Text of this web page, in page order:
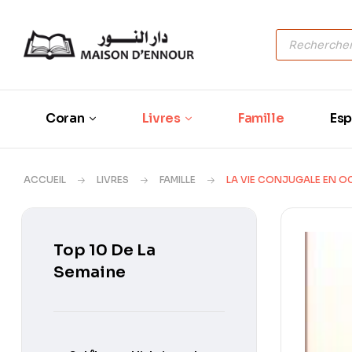
Coran Livres Famille
ACCUEIL LIVRES FAMILLE LA VIE CONJUGALE EN
Top 10 De La
Semaine